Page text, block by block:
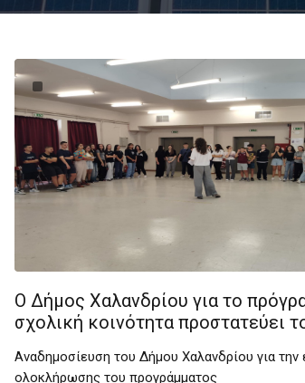
Ο Δήμος Χαλανδρίου για το
σχολική κοινότητα προστατεύει
Αναδημοσίευση του Δήμου Χαλανδρίου για
ολοκλήρωσης του προγράμματος